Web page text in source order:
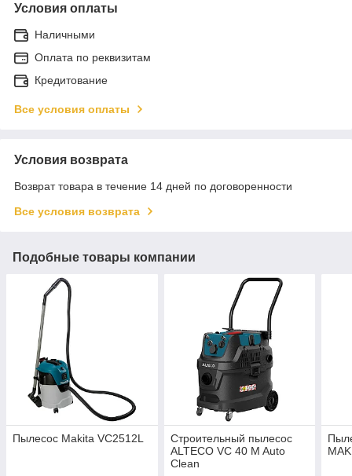
Условия оплаты
Наличными
Оплата по реквизитам
Кредитование
Все условия оплаты
Условия возврата
Возврат товара в течение 14 дней по договоренности
Все условия возврата
Подобные товары компании
Пылесос Makita VC2512L
Строительный пылесос
ALTECO VC 40 M Auto
Сlean